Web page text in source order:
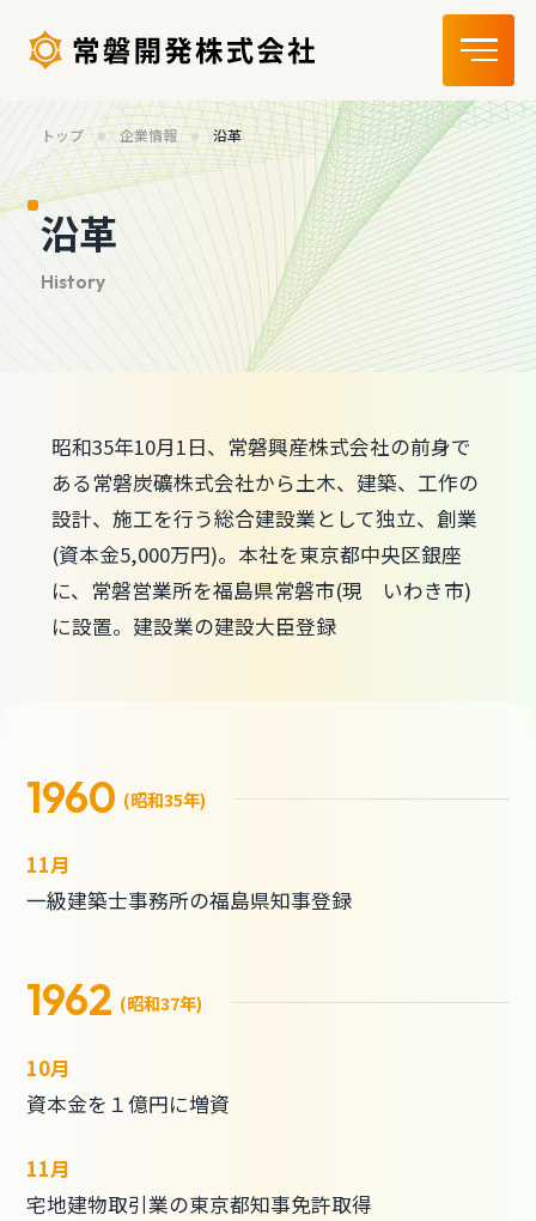
トップ 企業情報 沿革
沿革
昭和35年10月1日、常磐興産株式会社の前身で
ある常磐炭礦株式会社から土木、建築、工作の
設計、施工を行う総合建設業として独立、創業
(資本金5,000万円)。本社を東京都中央区銀座
に、常磐営業所を福島県常磐市(現 いわき市)
に設置。建設業の建設大臣登録
1960 (昭和35年)
11月
一級建築士事務所の福島県知事登録
1962 (昭和37年)
10月
資本金を１億円に増資
11月
宅地建物取引業の東京都知事免許取得